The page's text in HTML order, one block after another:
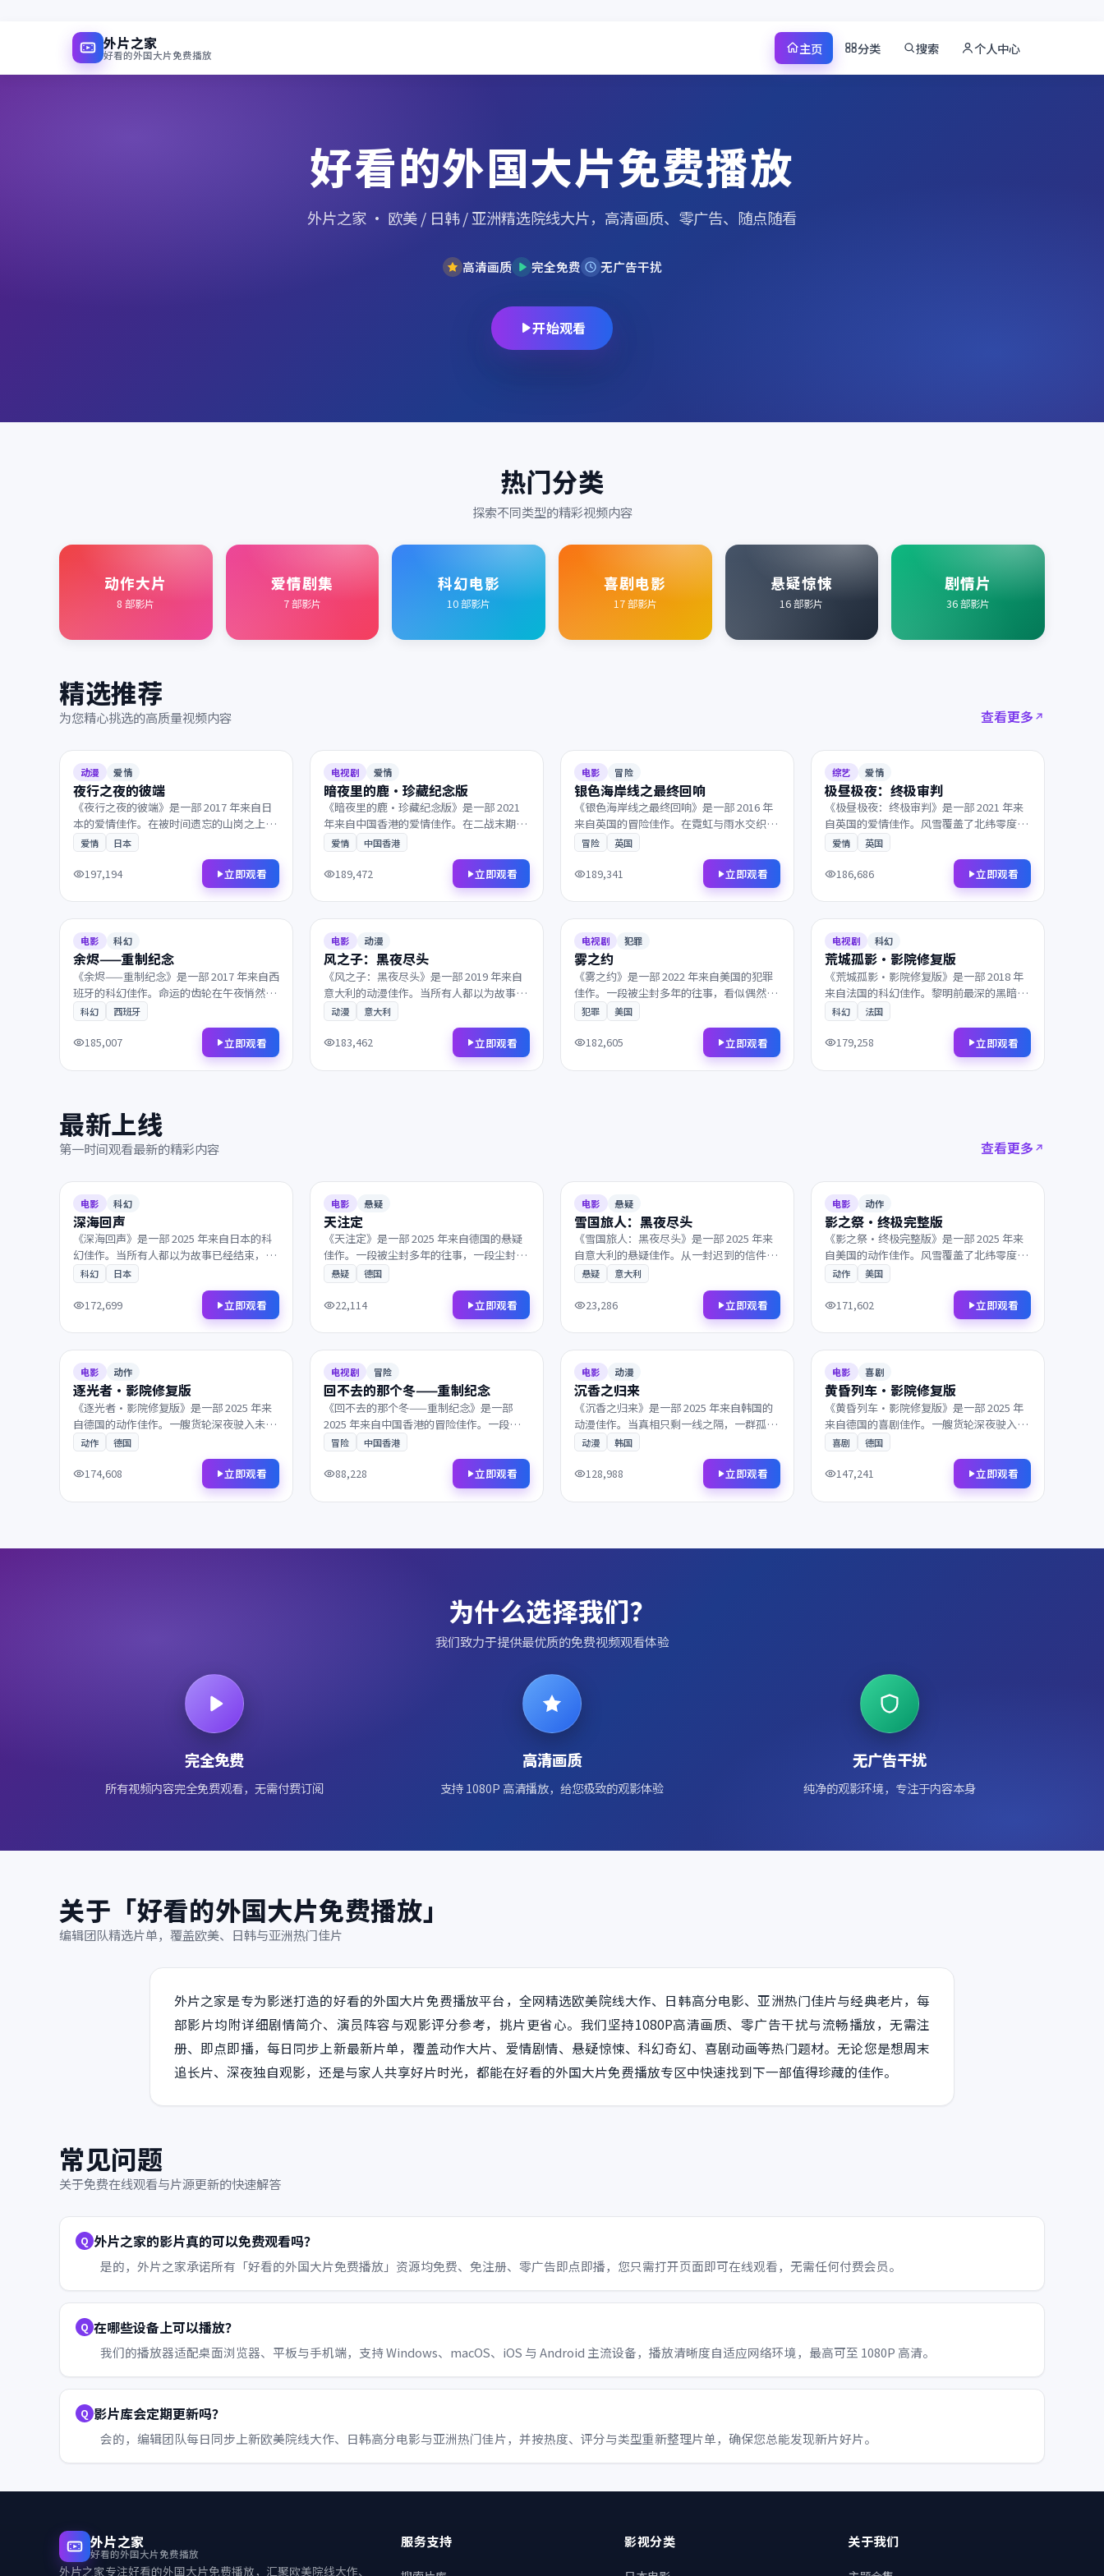
外片之家
好看的外国大片免费播放 主页 分类 搜索 个人中心
好看的外国大片免费播放
外片之家 · 欧美 / 日韩 / 亚洲精选院线大片，高清画质、零广告、随点随看
高清画质 完全免费 无广告干扰
开始观看
热门分类
探索不同类型的精彩视频内容
动作大片
8 部影片
爱情剧集
7部影片
科幻电影
10部影片
喜剧电影
17部影片
悬疑惊悚
16部影片
剧情片
36部影片
精选推荐
为您精心挑选的高质量视频内容 查看更多
6.8
动漫 爱情
夜行之夜的彼端
《夜行之夜的彼端》是一部 2017 年来自日
本的爱情佳作。在被时间遗忘的山岗之上，
一段尘封多年的往事被缓缓揭开。凭借出色
的剧本与表演获得多项国际奖项提名，影迷
不容错过。
爱情 日本
197,194 立即观看
8.7
电视剧 爱情
暗夜里的鹿·珍藏纪念版
《暗夜里的鹿·珍藏纪念版》是一部 2021
年来自中国香港的爱情佳作。在二战末期的
欧洲战场，一个普通人意外卷入了跨国阴谋
的中心。凭借出色的剧本与表演获得多项国
际奖项提名，影迷不容错过。
爱情 中国香港
189,472 立即观看
9.5
电影 冒险
银色海岸线之最终回响
《银色海岸线之最终回响》是一部 2016 年
来自英国的冒险佳作。在霓虹与雨水交织的
都市，一群孤独的旅人在终点的小酒馆相
遇。凭借出色的剧本与表演获得多项国际奖
项提名，影迷不容错过。
冒险 英国
189,341 立即观看
8.6
综艺 爱情
极昼极夜：终极审判
《极昼极夜：终极审判》是一部 2021 年来
自英国的爱情佳作。风雪覆盖了北纬零度的
边境，主角踏上一段关于救赎与重生的旅
程。值得在大银幕上反复品味的诚意之作，
影迷不容错过。
爱情 英国
186,686 立即观看
7.0
2017
电影 科幻
余烬——重制纪念
《余烬——重制纪念》是一部 2017 年来自西
班牙的科幻佳作。命运的齿轮在午夜悄然转
动，两个素未谋面的灵魂被命运紧紧相连。
镜头语言细腻动人，配乐与画面相得益彰，
影迷不容错过。
科幻 西班牙
185,007 立即观看
9.1
2019
电影 动漫
风之子：黑夜尽头
《风之子：黑夜尽头》是一部 2019 年来自
意大利的动漫佳作。当所有人都以为故事已
经结束，一封匿名信打乱了原本平静的生
活。镜头语言细腻动人，配乐与画面相得益
彰，影迷不容错过。
动漫 意大利
183,462 立即观看
7.9
2022
电视剧 犯罪
雾之约
《雾之约》是一部 2022 年来自美国的犯罪
佳作。一段被尘封多年的往事，看似偶然的
相遇背后藏着惊人的真相。值得在大银幕上
反复品味的诚意之作，影迷不容错过。
犯罪 美国
182,605 立即观看
6.9
2018
电视剧 科幻
荒城孤影·影院修复版
《荒城孤影·影院修复版》是一部 2018 年
来自法国的科幻佳作。黎明前最深的黑暗
中，父子在沉默中重新认识彼此。凭借出色
的剧本与表演获得多项国际奖项提名，影迷
不容错过。
科幻 法国
179,258 立即观看
最新上线
第一时间观看最新的精彩内容 查看更多
8.8
电影 科幻
深海回声
《深海回声》是一部 2025 年来自日本的科
幻佳作。当所有人都以为故事已经结束，父
子在沉默中重新认识彼此。镜头与配乐的张
力让每一帧都值得细细品鉴，影迷不容错
过。
科幻 日本
172,699 立即观看
8.7
电影 悬疑
天注定
《天注定》是一部 2025 年来自德国的悬疑
佳作。一段被尘封多年的往事，一段尘封多
年的往事被缓缓揭开。值得在大银幕上反复
品味的诚意之作，影迷不容错过。
悬疑 德国
22,114 立即观看
7.2
电影 悬疑
雪国旅人：黑夜尽头
《雪国旅人：黑夜尽头》是一部 2025 年来
自意大利的悬疑佳作。从一封迟到的信件开
始，层层迷雾最终通向意想不到的结局。兼
具商业类型片的爽感与艺术片的余韵，影迷
不容错过。
悬疑 意大利
23,286 立即观看
9.1
电影 动作
影之祭·终极完整版
《影之祭·终极完整版》是一部 2025 年来
自美国的动作佳作。风雪覆盖了北纬零度的
边境，一段隐忍多年的爱意终于得以释放。
镜头与配乐的张力让每一帧都值得细细品
鉴，影迷不容错过。
动作 美国
171,602 立即观看
8.2
2025
电影 动作
逐光者·影院修复版
《逐光者·影院修复版》是一部 2025 年来
自德国的动作佳作。一艘货轮深夜驶入未知
海域，所有线索最终指向一个无法回避的抉
择。凭借出色的剧本与表演获得多项国际奖
项提名，影迷不容错过。
动作 德国
174,608 立即观看
9.2
2025
电视剧 冒险
回不去的那个冬——重制纪念
《回不去的那个冬——重制纪念》是一部
2025 年来自中国香港的冒险佳作。一段被
尘封多年的往事，一段尘封多年的往事被缓
缓揭开。凭借出色的剧本与表演获得多项国
际奖项提名，影迷不容错过。
冒险 中国香港
88,228 立即观看
9.2
2025
电影 动漫
沉香之归来
《沉香之归来》是一部 2025 年来自韩国的
动漫佳作。当真相只剩一线之隔，一群孤独
的旅人在终点的小酒馆相遇。镜头与配乐的
张力让每一帧都值得细细品鉴，影迷不容错
过。
动漫 韩国
128,988 立即观看
8.3
2025
电影 喜剧
黄昏列车·影院修复版
《黄昏列车·影院修复版》是一部 2025 年
来自德国的喜剧佳作。一艘货轮深夜驶入未
知海域，一个普通人意外卷入了跨国阴谋的
中心。镜头与配乐的张力让每一帧都值得细
细品鉴，影迷不容错过。
喜剧 德国
147,241 立即观看
为什么选择我们？
我们致力于提供最优质的免费视频观看体验
完全免费
所有视频内容完全免费观看，无需付费订阅
高清画质
支持 1080P 高清播放，给您极致的观影体验
无广告干扰
纯净的观影环境，专注于内容本身
关于「好看的外国大片免费播放」
编辑团队精选片单，覆盖欧美、日韩与亚洲热门佳片
外片之家是专为影迷打造的好看的外国大片免费播放平台，全网精选欧美院线大作、日韩高分电影、亚洲热门佳片与经典老片，每
部影片均附详细剧情简介、演员阵容与观影评分参考，挑片更省心。我们坚持1080P高清画质、零广告干扰与流畅播放，无需注
册、即点即播，每日同步上新最新片单，覆盖动作大片、爱情剧情、悬疑惊悚、科幻奇幻、喜剧动画等热门题材。无论您是想周末
追长片、深夜独自观影，还是与家人共享好片时光，都能在好看的外国大片免费播放专区中快速找到下一部值得珍藏的佳作。
常见问题
关于免费在线观看与片源更新的快速解答
外片之家的影片真的可以免费观看吗？
是的，外片之家承诺所有「好看的外国大片免费播放」资源均免费、免注册、零广告即点即播，您只需打开页面即可在线观看，无需任何付费会员。
在哪些设备上可以播放？
我们的播放器适配桌面浏览器、平板与手机端，支持 Windows、macOS、iOS 与 Android 主流设备，播放清晰度自适应网络环境，最高可至 1080P 高清。
影片库会定期更新吗？
会的，编辑团队每日同步上新欧美院线大作、日韩高分电影与亚洲热门佳片，并按热度、评分与类型重新整理片单，确保您总能发现新片好片。
外片之家
好看的外国大片免费播放
外片之家专注好看的外国大片免费播放，汇聚欧美院线大作、
服务支持 影视分类 关于我们